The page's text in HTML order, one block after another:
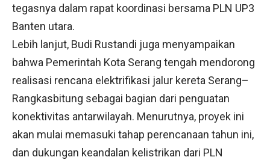
tegasnya dalam rapat koordinasi bersama PLN UP3
Banten utara.
Lebih lanjut, Budi Rustandi juga menyampaikan
bahwa Pemerintah Kota Serang tengah mendorong
realisasi rencana elektrifikasi jalur kereta Serang–
Rangkasbitung sebagai bagian dari penguatan
konektivitas antarwilayah. Menurutnya, proyek ini
akan mulai memasuki tahap perencanaan tahun ini,
dan dukungan keandalan kelistrikan dari PLN